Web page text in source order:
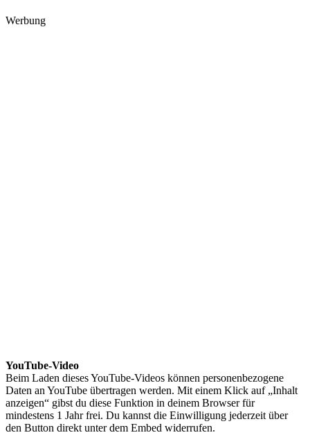
Werbung
YouTube-Video
Beim Laden dieses YouTube-Videos können personenbezogene
Daten an YouTube übertragen werden. Mit einem Klick auf „Inhalt
anzeigen“ gibst du diese Funktion in deinem Browser für
mindestens 1 Jahr frei. Du kannst die Einwilligung jederzeit über
den Button direkt unter dem Embed widerrufen.